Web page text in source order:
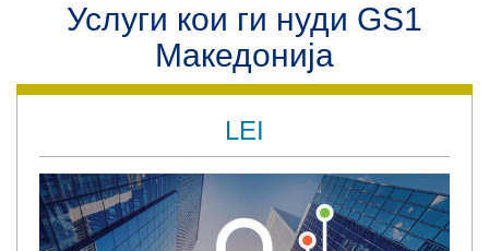
Услуги кои ги нуди GS1
Македонија
LEI